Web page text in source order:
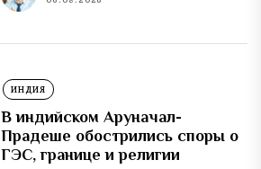
ИНДИЯ
В индийском Аруначал-
Прадеше обострились споры о
ГЭС, границе и религии